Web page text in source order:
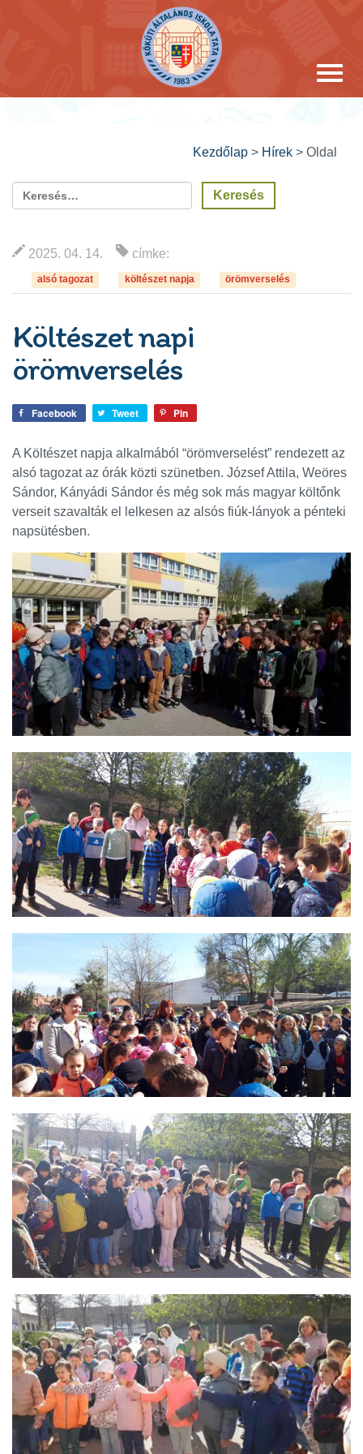
Kezdőlap > Hírek > Oldal
2025. 04. 14. címke:
alsó tagozat költészet napja örömverselés
Költészet napi
örömverselés
Facebook Tweet Pin
A Költészet napja alkalmából “örömverselést” rendezett az
alsó tagozat az órák közti szünetben. József Attila, Weöres
Sándor, Kányádi Sándor és még sok más magyar költőnk
verseit szavalták el lelkesen az alsós fiúk-lányok a pénteki
napsütésben.